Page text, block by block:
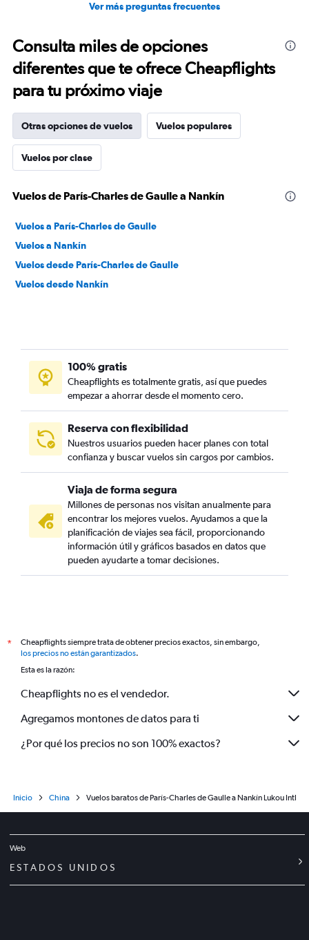
Ver más preguntas frecuentes
Consulta miles de opciones
diferentes que te ofrece Cheapflights
para tu próximo viaje
Otras opciones de vuelos Vuelos populares
Vuelos por clase
Vuelos de París-Charles de Gaulle a Nankín
Vuelos a París-Charles de Gaulle
Vuelos a Nankín
Vuelos desde París-Charles de Gaulle
Vuelos desde Nankín
100% gratis
Cheapflights es totalmente gratis, así que puedes
empezar a ahorrar desde el momento cero.
Reserva con flexibilidad
Nuestros usuarios pueden hacer planes con total
confianza y buscar vuelos sin cargos por cambios.
Viaja de forma segura
Millones de personas nos visitan anualmente para
encontrar los mejores vuelos. Ayudamos a que la
planificación de viajes sea fácil, proporcionando
información útil y gráficos basados en datos que
pueden ayudarte a tomar decisiones.
*
Cheapflights siempre trata de obtener precios exactos, sin embargo,
los precios no están garantizados.
Esta es la razón:
Cheapflights no es el vendedor.
Agregamos montones de datos para ti
¿Por qué los precios no son 100% exactos?
Inicio China Vuelos baratos de París-Charles de Gaulle a Nankín Lukou Intl
Web
ESTADOS UNIDOS